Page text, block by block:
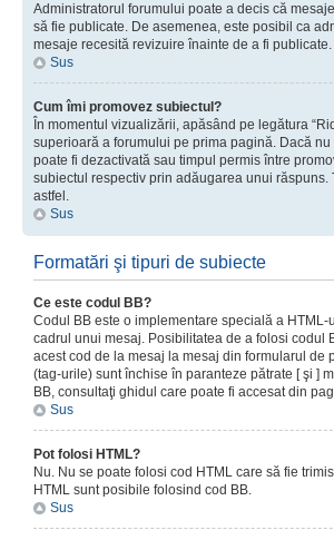
Administratorul forumului poate a decis că
să fie publicate. De asemenea, este posibil ca
mesaje recesită revizuire înainte de a fi
Sus
Cum îmi promovez subiectul?
În momentul vizualizării, apăsând pe legătura
superioară a forumului pe prima pagină. Dacă
poate fi dezactivată sau timpul permis între
subiectul respectiv prin adăugarea unui
astfel.
Sus
Formatări şi tipuri de subiecte
Ce este codul BB?
Codul BB este o implementare specială a
cadrul unui mesaj. Posibilitatea de a folosi codul
acest cod de la mesaj la mesaj din formularul
(tag-urile) sunt închise în paranteze pătrate [ şi ]
BB, consultaţi ghidul care poate fi accesat din
Sus
Pot folosi HTML?
Nu. Nu se poate folosi cod HTML care să fie
HTML sunt posibile folosind cod BB.
Sus